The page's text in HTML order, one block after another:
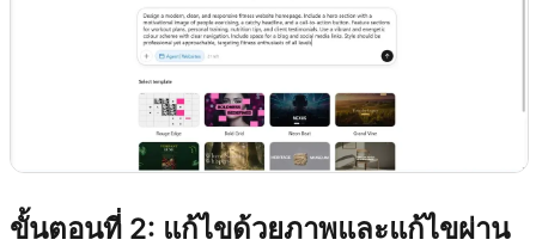
ขั้นตอนที่ 2: แก้ไขด้วยภาพและแก้ไขผ่าน